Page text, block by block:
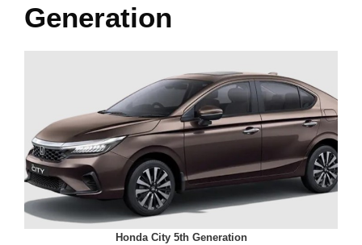
Generation
Honda City 5th Generation